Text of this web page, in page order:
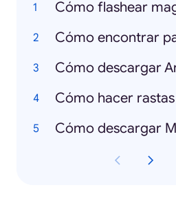
Cómo encontrar
Cómo descargar
Cómo hacer rastas